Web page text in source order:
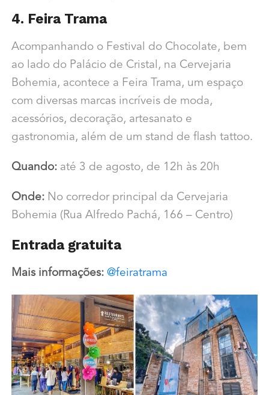
4. Feira Trama
Acompanhando o Festival do Chocolate, bem
ao lado do Palácio de Cristal, na Cervejaria
Bohemia, acontece a Feira Trama, um espaço
com diversas marcas incríveis de moda,
acessórios, decoração, artesanato e
gastronomia, além de um stand de flash tattoo.
Quando:até 3 de agosto, de 12h às 20h
Onde:No corredor principal da Cervejaria
Bohemia (Rua Alfredo Pachá, 166 – Centro)
Entrada gratuita
Mais informações: @feiratrama